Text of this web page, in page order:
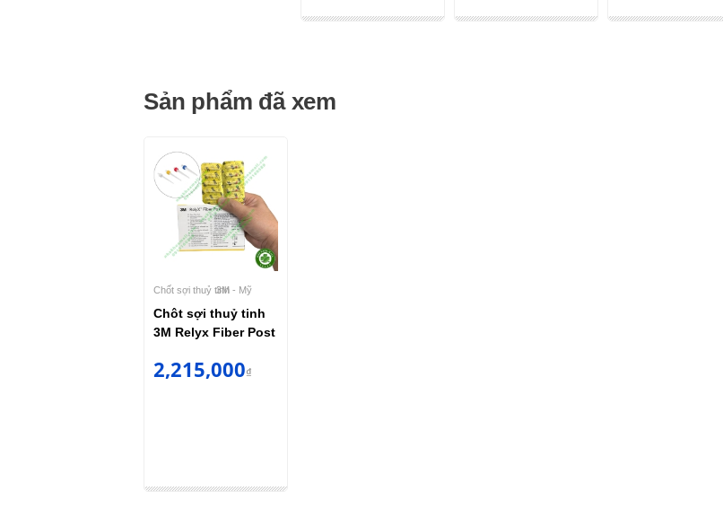
Sản phẩm đã xem
Chốt sợi thuỷ tinh3M - Mỹ
Chôt sợi thuỷ tinh
3M Relyx Fiber Post
2,215,000₫